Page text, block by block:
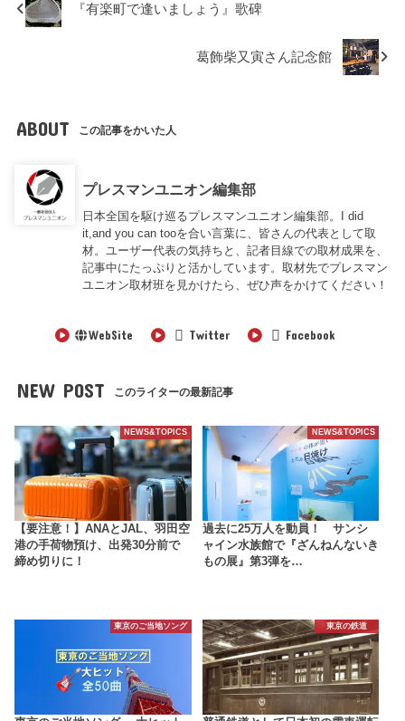
『有楽町で逢いましょう』歌碑
葛飾柴又寅さん記念館
ABOUT この記事をかいた人
プレスマンユニオン編集部
日本全国を駆け巡るプレスマンユニオン編集部。I did
it,and you can tooを合い言葉に、皆さんの代表として取
材。ユーザー代表の気持ちと、記者目線での取材成果を、
記事中にたっぷりと活かしています。取材先でプレスマン
ユニオン取材班を見かけたら、ぜひ声をかけてください！
WebSite Twitter Facebook
NEW POST このライターの最新記事
NEWS&TOPICS
【要注意！】ANAとJAL、羽田空
港の手荷物預け、出発30分前で
締め切りに！
NEWS&TOPICS
過去に25万人を動員！ サンシ
ャイン水族館で『ざんねんないき
もの展』第3弾を…
東京のご当地ソング 東京の鉄道